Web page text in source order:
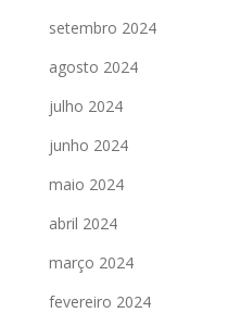
setembro 2024
agosto 2024
julho 2024
junho 2024
maio 2024
abril 2024
março 2024
fevereiro 2024